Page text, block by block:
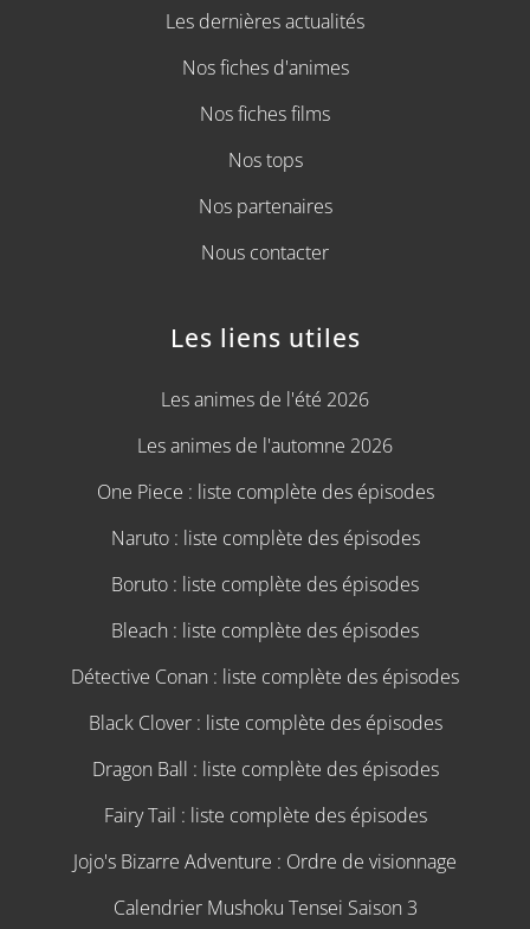
Les dernières actualités
Nos fiches d'animes
Nos fiches films
Nos tops
Nos partenaires
Nous contacter
Les liens utiles
Les animes de l'été 2026
Les animes de l'automne 2026
One Piece : liste complète des épisodes
Naruto : liste complète des épisodes
Boruto : liste complète des épisodes
Bleach : liste complète des épisodes
Détective Conan : liste complète des épisodes
Black Clover : liste complète des épisodes
Dragon Ball : liste complète des épisodes
Fairy Tail : liste complète des épisodes
Jojo's Bizarre Adventure : Ordre de visionnage
Calendrier Mushoku Tensei Saison 3